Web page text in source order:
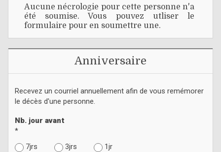
Aucune nécrologie pour cette personne n'a
été soumise. Vous pouvez utliser le
formulaire pour en soumettre une.
Anniversaire
Recevez un courriel annuellement afin de vous remémorer
le décès d'une personne.
Nb. jour avant
*
7jrs
3jrs 1jr